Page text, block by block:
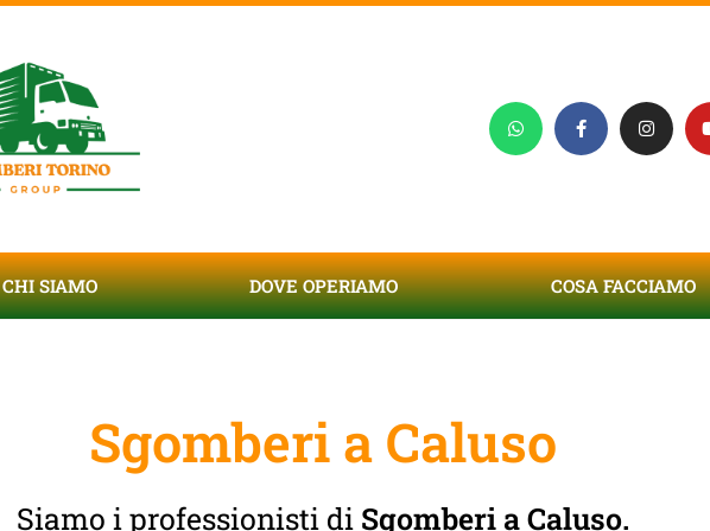
CHI SIAMO DOVE OPERIAMO COSA FACCIAMO
Sgomberi a Caluso
Siamo i professionisti di Sgomberi a Caluso.